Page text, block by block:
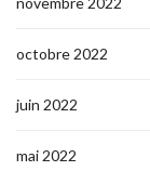
octobre 2022
juin 2022
mai 2022